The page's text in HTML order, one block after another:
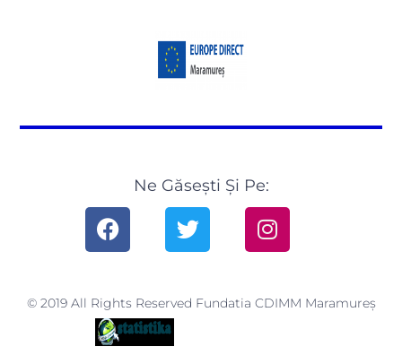
Ne Găsești Și Pe:
© 2019 All Rights Reserved Fundatia CDIMM Maramureș